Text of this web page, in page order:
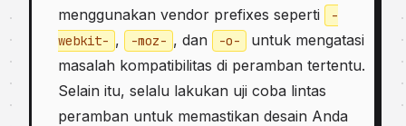
menggunakan vendor prefixes seperti
-
webkit- , -moz- , dan -o-
untuk mengatasi
masalah kompatibilitas di peramban tertentu.
Selain itu, selalu lakukan uji coba lintas
peramban untuk memastikan desain Anda